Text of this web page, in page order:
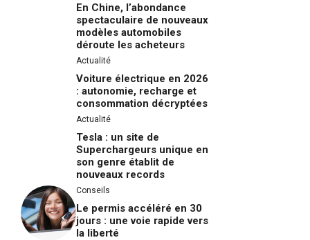
En Chine, l’abondance
spectaculaire de nouveaux
modèles automobiles
déroute les acheteurs
Actualité
Voiture électrique en 2026
: autonomie, recharge et
consommation décryptées
Actualité
Tesla : un site de
Superchargeurs unique en
son genre établit de
nouveaux records
Conseils
Le permis accéléré en 30
jours : une voie rapide vers
la liberté